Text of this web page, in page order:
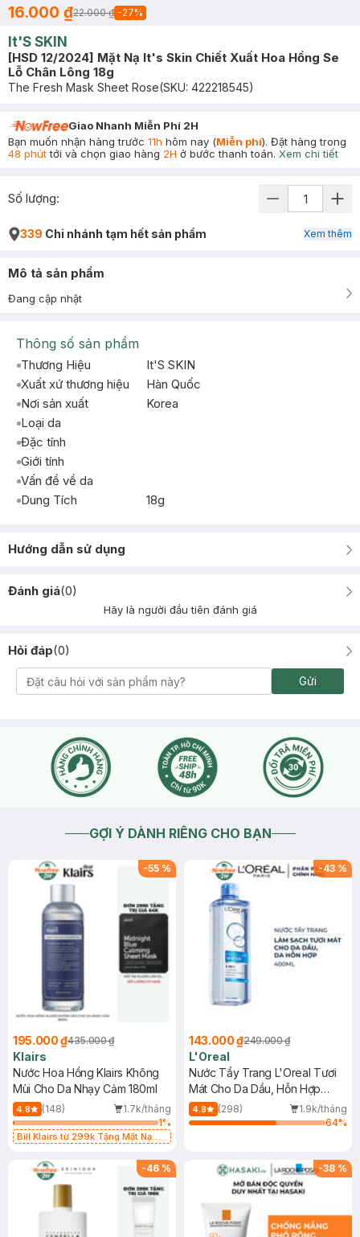
16.000 ₫22.000 ₫ -27%
It'S SKIN
[HSD 12/2024] Mặt Nạ It's Skin Chiết Xuất Hoa Hồng Se
Lỗ Chân Lông 18g
The Fresh Mask Sheet Rose(SKU: 422218545)
Giao Nhanh Miễn Phí 2H
Bạn muốn nhận hàng trước 11h hôm nay (Miễn phí). Đặt hàng trong
48 phúttới và chọn giao hàng 2H ở bước thanh toán. Xem chi tiết
Số lượng:
339 Chi nhánh tạm hết sản phẩm Xem thêm
Mô tả sản phẩm
Đang cập nhật
Thông số sản phẩm
Thương Hiệu
It'S SKIN
Xuất xứ thương hiệu
Hàn Quốc
Nơi sản xuất
Korea
Loại da
Đặc tính
Giới tính
Vấn đề về da
Dung Tích
18g
Hướng dẫn sử dụng
Đánh giá(0)
Hãy là người đầu tiên đánh giá
Hỏi đáp(0)
Gửi
GỢI Ý DÀNH RIÊNG CHO BẠN
-55 %
195.000 ₫435.000 ₫
Klairs
Nước Hoa Hồng Klairs Không
Mùi Cho Da Nhạy Cảm 180ml
4.8 (148)
1.7k/tháng
1%
Bill Klairs từ 299k Tặng Mặt Nạ
25ml (SL Có Hạn)
-43 %
143.000 ₫249.000 ₫
L'Oreal
Nước Tẩy Trang L'Oreal Tươi
Mát Cho Da Dầu, Hỗn Hợp
400ml
4.8 (298)
1.9k/tháng
64%
-46 % -38 %